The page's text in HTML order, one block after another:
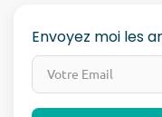
Envoyez moi les